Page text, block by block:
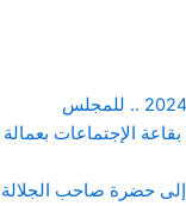
إنعقاد الدورة العادية لشهر شتنبر 2024 .. للمجلس
الإقليمي للصويرة ، يومه الأثنين 09 شتنبر 2024 بقاعة الإجتماعات بعمالة
إلى حضرة صاحب الجلالة